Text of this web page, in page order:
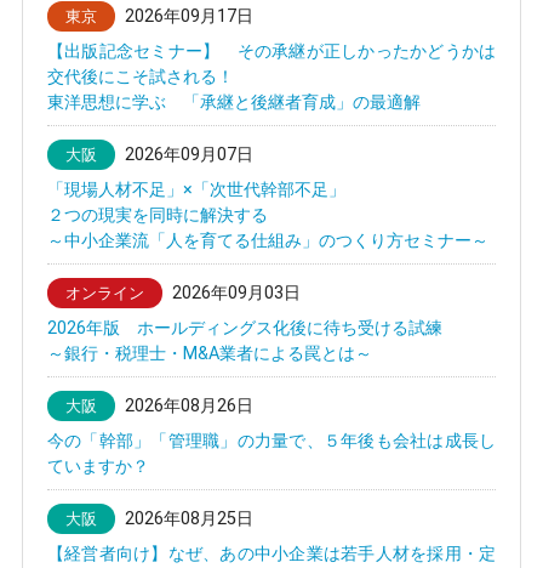
東京
2026年09月17日
【出版記念セミナー】 その承継が正しかったかどうかは
交代後にこそ試される！
東洋思想に学ぶ 「承継と後継者育成」の最適解
大阪
2026年09月07日
「現場人材不足」×「次世代幹部不足」
２つの現実を同時に解決する
～中小企業流「人を育てる仕組み」のつくり方セミナー～
オンライン
2026年09月03日
2026年版 ホールディングス化後に待ち受ける試練
～銀行・税理士・M&A業者による罠とは～
大阪
2026年08月26日
今の「幹部」「管理職」の力量で、５年後も会社は成長し
ていますか？
大阪
2026年08月25日
【経営者向け】なぜ、あの中小企業は若手人材を採用・定